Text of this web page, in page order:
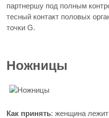
партнершу под полным
тесный контакт половых
точки G.
Ножницы
Как принять: женщина